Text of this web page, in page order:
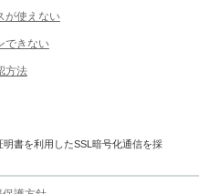
が使えない
できない
方法
書を利用したSSL暗号化通信を採